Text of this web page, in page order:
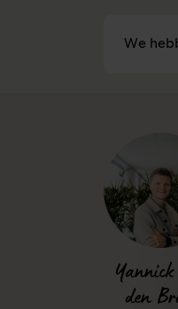
We
Yannick
den